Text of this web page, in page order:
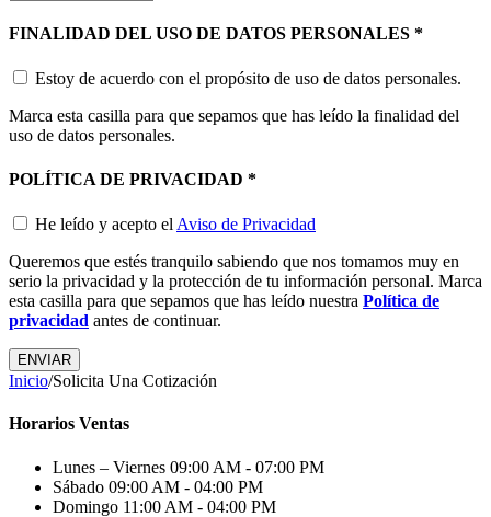
FINALIDAD DEL USO DE DATOS PERSONALES *
Estoy de acuerdo con el propósito de uso de datos personales.
Marca esta casilla para que sepamos que has leído la finalidad del
uso de datos personales.
POLÍTICA DE PRIVACIDAD *
He leído y acepto el Aviso de Privacidad
Queremos que estés tranquilo sabiendo que nos tomamos muy en
serio la privacidad y la protección de tu información personal. Marca
esta casilla para que sepamos que has leído nuestra Política de
privacidad antes de continuar.
Inicio/Solicita Una Cotización
Horarios Ventas
Lunes – Viernes 09:00 AM - 07:00 PM
Sábado 09:00 AM - 04:00 PM
Domingo 11:00 AM - 04:00 PM